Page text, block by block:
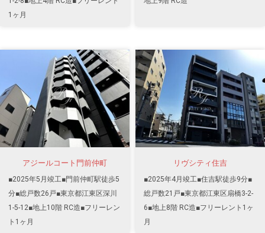
1ヶ月
アジールコート門前仲町
■2025年5月竣工■門前仲町駅徒歩5
分■総戸数26戸■東京都江東区深川
1-5-12■地上10階 RC造■フリーレン
ト1ヶ月
リヴシティ住吉
■2025年4月竣工■住吉駅徒歩9分■
総戸数21戸■東京都江東区扇橋3-2-
6■地上8階 RC造■フリーレント1ヶ
月